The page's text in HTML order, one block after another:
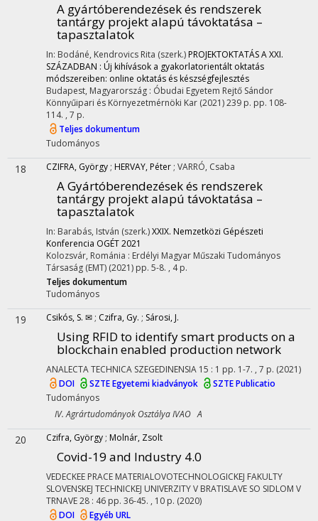
A gyártóberendezések és rendszerek
tantárgy projekt alapú távoktatása –
tapasztalatok
In: Bodáné, Kendrovics Rita (szerk.) PROJEKTOKTATÁS A XXI.
SZÁZADBAN : Új kihívások a gyakorlatorientált oktatás
módszereiben: online oktatás és készségfejlesztés
Budapest, Magyarország : Óbudai Egyetem Rejtő Sándor
Könnyűipari és Környezetmérnöki Kar (2021)239 p. pp. 108-
114. , 7 p.
Teljes dokumentum
Tudományos
18 CZIFRA, György ; HERVAY, Péter ; VARRÓ, Csaba
A Gyártóberendezések és rendszerek
tantárgy projekt alapú távoktatása –
tapasztalatok
In: Barabás, István (szerk.)XXIX. Nemzetközi Gépészeti
Konferencia OGÉT 2021
Kolozsvár, Románia : Erdélyi Magyar Műszaki Tudományos
Társaság (EMT) (2021) pp. 5-8. , 4 p.
Teljes dokumentum
Tudományos
19 Csikós, S. ✉ ; Czifra, Gy. ; Sárosi, J.
Using RFID to identify smart products on a
blockchain enabled production network
ANALECTA TECHNICA SZEGEDINENSIA 15 : 1 pp. 1-7. , 7 p. (2021)
DOI
SZTE Egyetemi kiadványok
SZTE Publicatio
Tudományos
IV. Agrártudományok Osztálya IVAO A
20 Czifra, György ; Molnár, Zsolt
Covid-19 and Industry 4.0
VEDECKEE PRACE MATERIALOVOTECHNOLOGICKEJ FAKULTY
SLOVENSKEJ TECHNICKEJ UNIVERZITY V BRATISLAVE SO SIDLOM V
TRNAVE28 : 46 pp. 36-45. , 10 p. (2020)
DOI
Egyéb URL